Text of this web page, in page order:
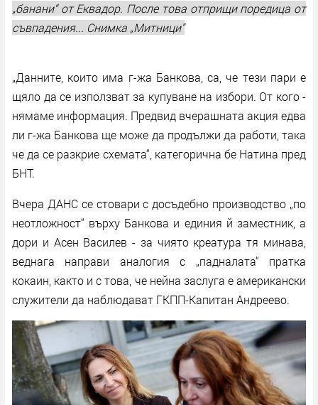
„банани“ от Еквадор. После това отприщи поредица от
съвпадения... Снимка „Митници"
„Данните, които има г-жа Банкова, са, че тези пари е
щяло да се използват за купуване на избори. От кого -
нямаме информация. Предвид вчерашната акция едва
ли г-жа Банкова ще може да продължи да работи, така
че да се разкрие схемата“, категорична бе Натина пред
БНТ.
Вчера ДАНС се стовари с досъдебно производство „по
неотложност“ върху Банкова и единия й заместник, а
дори и Асен Василев - за чиято креатура тя минава,
веднага направи аналогия с „падналата“ пратка
кокаин, както и с това, че нейна заслуга е американски
служители да наблюдават ГКПП-Капитан Андреево.